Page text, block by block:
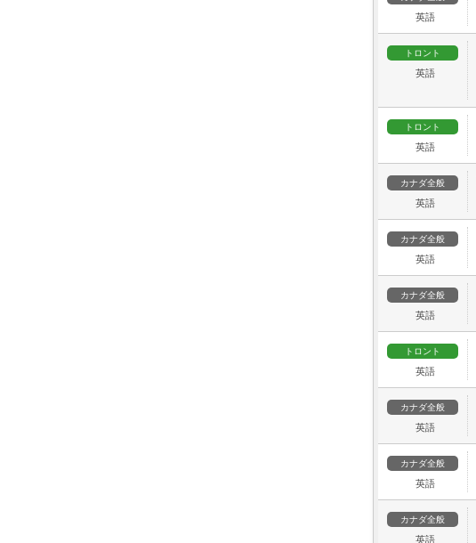
英語
トロント
英語
トロント
英語
カナダ全般
英語
カナダ全般
英語
カナダ全般
英語
トロント
英語
カナダ全般
英語
カナダ全般
英語
カナダ全般
英語